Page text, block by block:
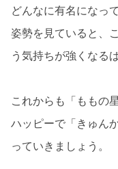
どんなに有名になっ
姿勢を見ていると、
う気持ちが強くなる
これからも「ももの
ハッピーで「きゅん
っていきましょう。